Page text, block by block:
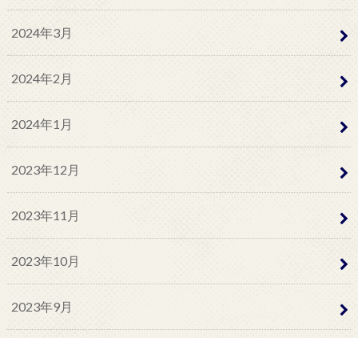
2024年3月
2024年2月
2024年1月
2023年12月
2023年11月
2023年10月
2023年9月